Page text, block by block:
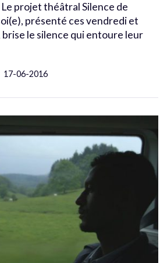
Le projet théâtral Silence de
présenté ces vendredi et
brise le silence qui entoure leur
17-06-2016